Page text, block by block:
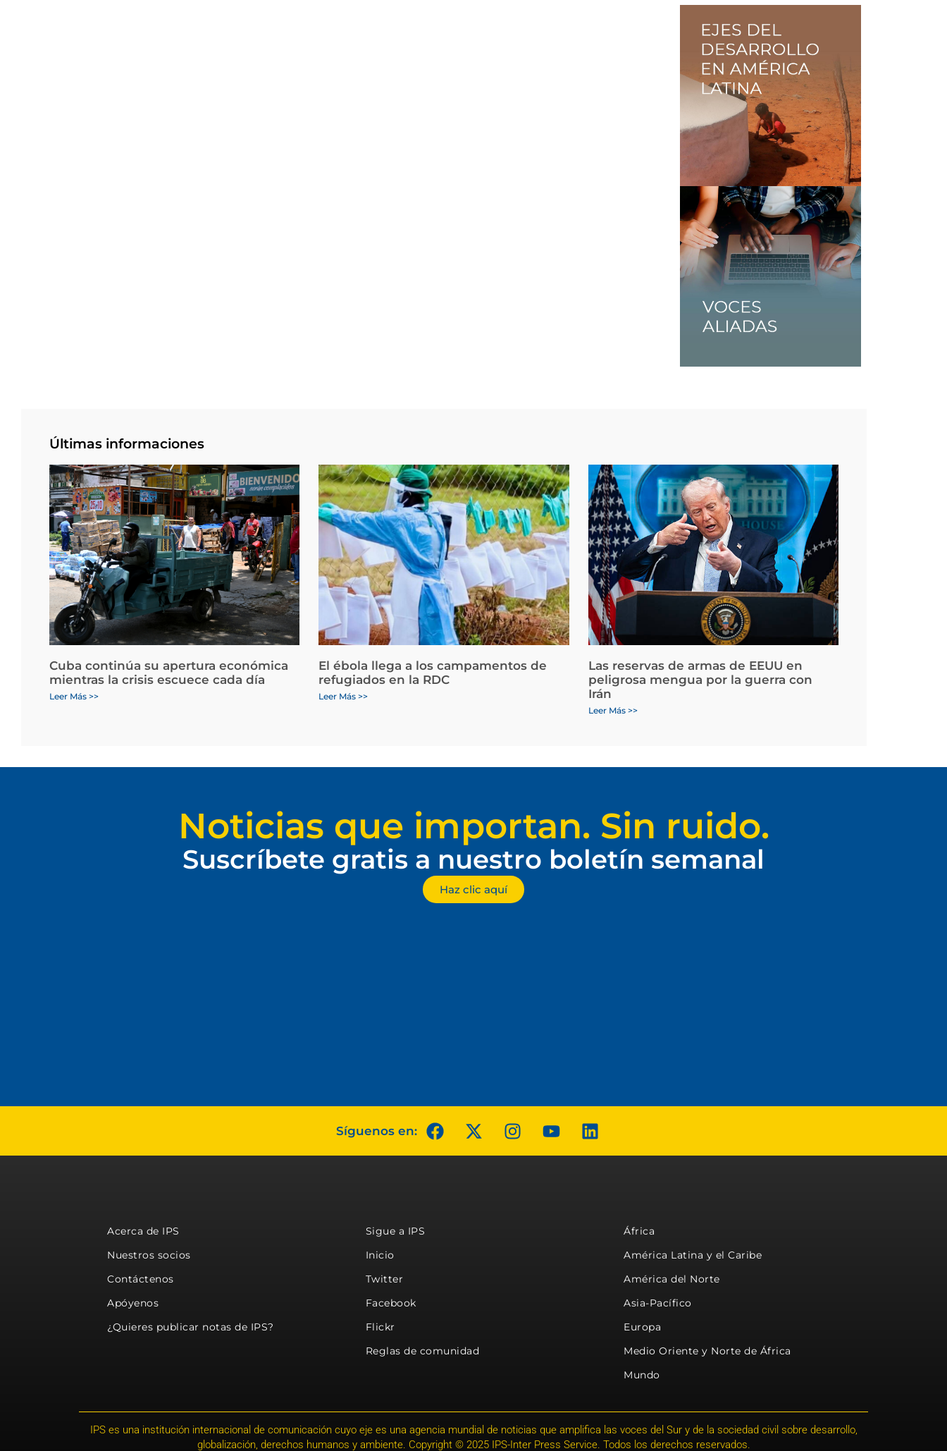
Últimas informaciones
Cuba continúa su apertura económica
mientras la crisis escuece cada día
Leer Más >>
El ébola llega a los campamentos de
refugiados en la RDC
Leer Más >>
Las reservas de armas de EEUU en
peligrosa mengua por la guerra con
Irán
Leer Más >>
Noticias que importan. Sin ruido.
Suscríbete gratis a nuestro boletín semanal
Haz clic aquí
Síguenos en:
Acerca de IPS
Nuestros socios
Contáctenos
Apóyenos
¿Quieres publicar notas de IPS?
Sigue a IPS
Inicio
Twitter
Facebook
Flickr
Reglas de comunidad
África
América Latina y el Caribe
América del Norte
Asia-Pacífico
Europa
Medio Oriente y Norte de África
Mundo
IPS es una institución internacional de comunicación cuyo eje es una agencia mundial de noticias que amplifica las voces del Sur y de la sociedad civil sobre desarrollo,
globalización, derechos humanos y ambiente. Copyright © 2025 IPS-Inter Press Service. Todos los derechos reservados.